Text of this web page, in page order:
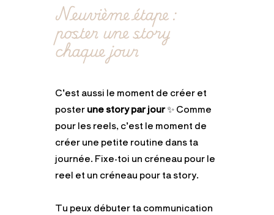
Neuvième étape :
poster une story
chaque jour
C’est aussi le moment de créer et
posterune story par jour✨ Comme
pour les reels, c’est le moment de
créer une petite routine dans ta
journée. Fixe-toi un créneau pour le
reel et un créneau pour ta story.
Tu peux débuter ta communication